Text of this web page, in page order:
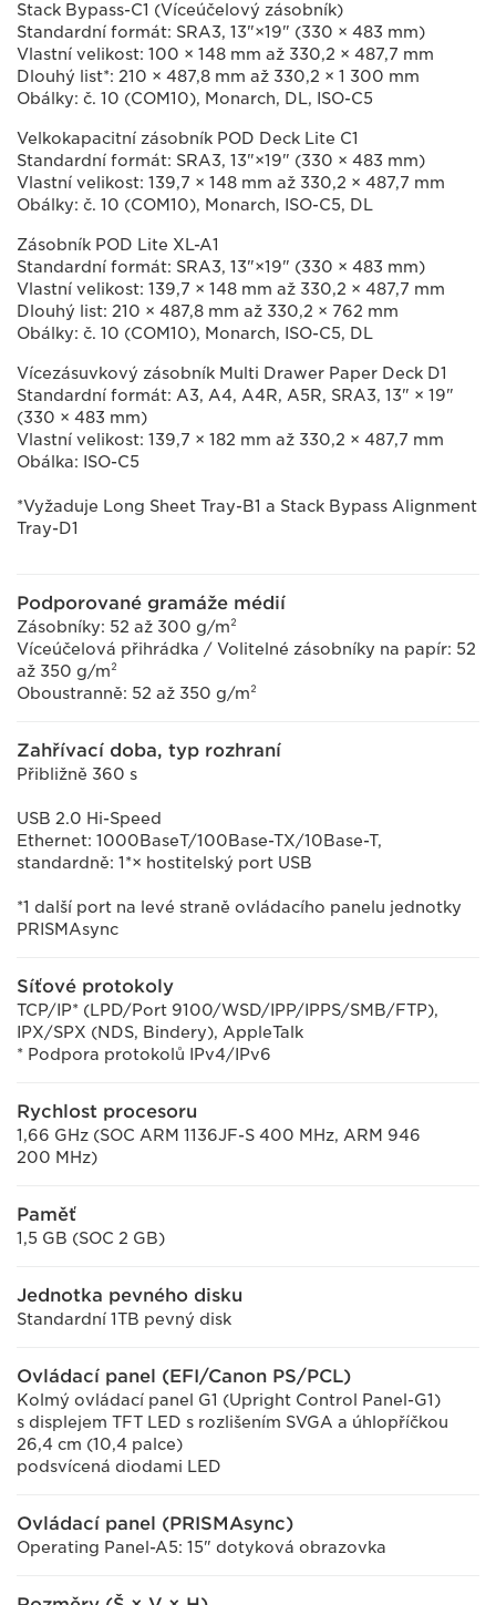
Stack Bypass-C1 (Víceúčelový zásobník)
Standardní formát: SRA3, 13"×19" (330 × 483 mm)
Vlastní velikost: 100 × 148 mm až 330,2 × 487,7 mm
Dlouhý list*: 210 × 487,8 mm až 330,2 × 1 300 mm
Obálky: č. 10 (COM10), Monarch, DL, ISO-C5
Velkokapacitní zásobník POD Deck Lite C1
Standardní formát: SRA3, 13"×19" (330 × 483 mm)
Vlastní velikost: 139,7 × 148 mm až 330,2 × 487,7 mm
Obálky: č. 10 (COM10), Monarch, ISO-C5, DL
Zásobník POD Lite XL-A1
Standardní formát: SRA3, 13"×19" (330 × 483 mm)
Vlastní velikost: 139,7 × 148 mm až 330,2 × 487,7 mm
Dlouhý list: 210 × 487,8 mm až 330,2 × 762 mm
Obálky: č. 10 (COM10), Monarch, ISO-C5, DL
Vícezásuvkový zásobník Multi Drawer Paper Deck D1
Standardní formát: A3, A4, A4R, A5R, SRA3, 13" × 19"
(330 × 483 mm)
Vlastní velikost: 139,7 × 182 mm až 330,2 × 487,7 mm
Obálka: ISO-C5
*Vyžaduje Long Sheet Tray-B1 a Stack Bypass Alignment
Tray-D1
Podporované gramáže médií
Zásobníky: 52 až 300 g/m²
Víceúčelová přihrádka / Volitelné zásobníky na papír: 52
až 350 g/m²
Oboustranně: 52 až 350 g/m²
Zahřívací doba, typ rozhraní
Přibližně 360 s
USB 2.0 Hi-Speed
Ethernet: 1000BaseT/100Base-TX/10Base-T,
standardně: 1*× hostitelský port USB
*1 další port na levé straně ovládacího panelu jednotky
PRISMAsync
Síťové protokoly
TCP/IP* (LPD/Port 9100/WSD/IPP/IPPS/SMB/FTP),
IPX/SPX (NDS, Bindery), AppleTalk
* Podpora protokolů IPv4/IPv6
Rychlost procesoru
1,66 GHz (SOC ARM 1136JF-S 400 MHz, ARM 946
200 MHz)
Paměť
1,5 GB (SOC 2 GB)
Jednotka pevného disku
Standardní 1TB pevný disk
Ovládací panel (EFI/Canon PS/PCL)
Kolmý ovládací panel G1 (Upright Control Panel-G1)
s displejem TFT LED s rozlišením SVGA a úhlopříčkou
26,4 cm (10,4 palce)
podsvícená diodami LED
Ovládací panel (PRISMAsync)
Operating Panel-A5: 15" dotyková obrazovka